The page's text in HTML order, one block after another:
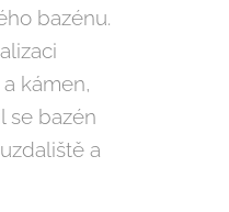
bazénu.
kámen,
se bazén
a